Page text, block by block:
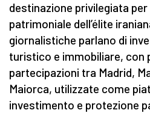
destinazione privilegiata
patrimoniale dell’élite
giornalistiche parlano di
turistico e immobiliare, con
partecipazioni tra Madrid,
Maiorca, utilizzate come
investimento e protezione